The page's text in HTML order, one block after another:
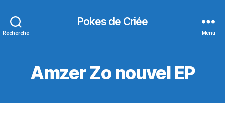
Recherche
Pokes de Criée
Menu
Amzer Zo nouvel EP